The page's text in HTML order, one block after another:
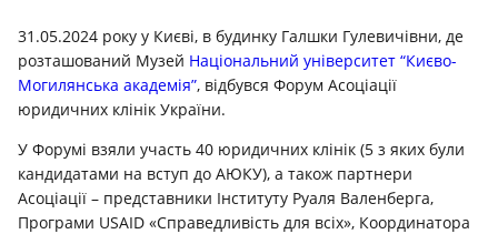
31.05.2024 року у Києві, в будинку Галшки Гулевичівни, де
розташований Музей Національний університет “Києво-
Могилянська академія”, відбувся Форум Асоціації
юридичних клінік України.
У Форумі взяли участь 40 юридичних клінік (5 з яких були
кандидатами на вступ до АЮКУ), а також партнери
Асоціації – представники Інституту Руаля Валенберга,
Програми USAID «Справедливість для всіх», Координатора